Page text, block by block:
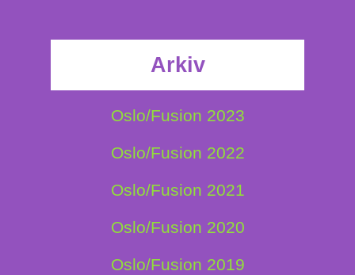
Arkiv
Oslo/Fusion 2023
Oslo/Fusion 2022
Oslo/Fusion 2021
Oslo/Fusion 2020
Oslo/Fusion 2019